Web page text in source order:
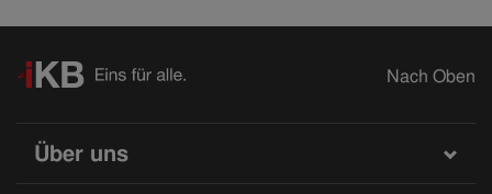
Nach Oben
Über uns